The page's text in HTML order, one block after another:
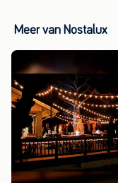
Meer van Nostalux